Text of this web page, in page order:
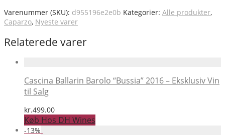
Varenummer (SKU): d955196e2e0b Kategorier: Alle produkter,
Caparzo, Nyeste varer
Relaterede varer
Cascina Ballarin Barolo “Bussia” 2016 – Eksklusiv Vin
til Salg
kr.499.00
Køb Hos DH Wines
-13%